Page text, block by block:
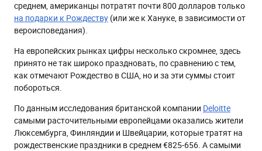
Предлагайте товары для помощи в проведении
праздника.
Предлагайте комплекты
Подарите праздник детям
праздничных рассылках
Подарите экспертизу
Предложите подарочные сертификаты
среднем, американцы потратят почти 800 долларов только
на подарки к Рождеству (или же к Хануке, в зависимости от
вероисповедания).
На европейских рынках цифры несколько скромнее, здесь
принято не так широко праздновать, по сравнению с тем,
как отмечают Рождество в США, но и за эти суммы стоит
побороться.
По данным исследования британской компании Deloitte
самыми расточительными европейцами оказались жители
Люксембурга, Финляндии и Швейцарии, которые тратят на
рождественские праздники в среднем €825-656. А самыми